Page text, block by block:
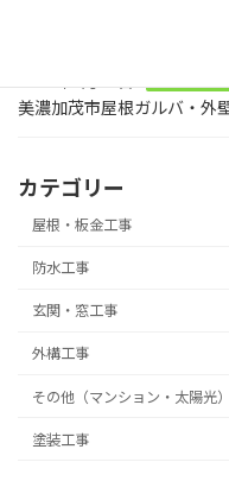
2026年2月21日
美濃加茂市屋根ガルバ・外
カテゴリー
屋根・板金工事
防水工事
玄関・窓工事
外構工事
その他（マンション・太陽光）
塗装工事